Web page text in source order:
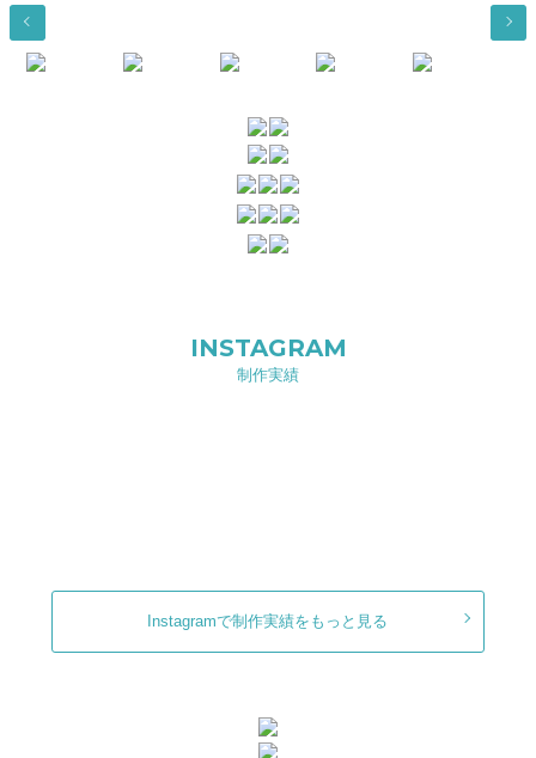
INSTAGRAM
制作実績
Instagramで制作実績をもっと見る